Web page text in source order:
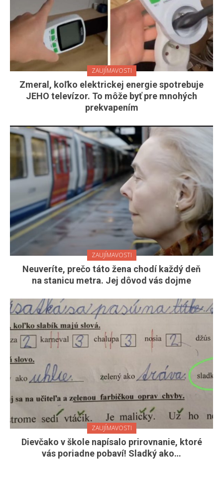
ZAUJÍMAVOSTI
Zmeral, koľko elektrickej energie spotrebuje
JEHO televízor. To môže byť pre mnohých
prekvapením
ZAUJÍMAVOSTI
Neuveríte, prečo táto žena chodí každý deň
na stanicu metra. Jej dôvod vás dojme
ZAUJÍMAVOSTI
Dievčako v škole napísalo prirovnanie, ktoré
vás poriadne pobaví! Sladký ako…